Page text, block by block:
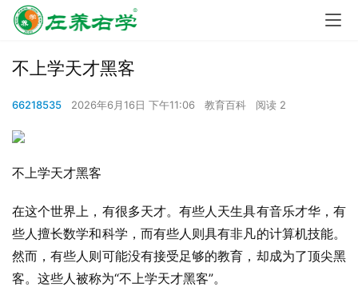
不上学天才黑客
66218535 2026年6月16日 下午11:06 教育百科 阅读 2
不上学天才黑客
在这个世界上，有很多天才。有些人天生具有音乐才华，有
些人擅长数学和科学，而有些人则具有非凡的计算机技能。
然而，有些人则可能没有接受足够的教育，却成为了顶尖黑
客。这些人被称为“不上学天才黑客”。